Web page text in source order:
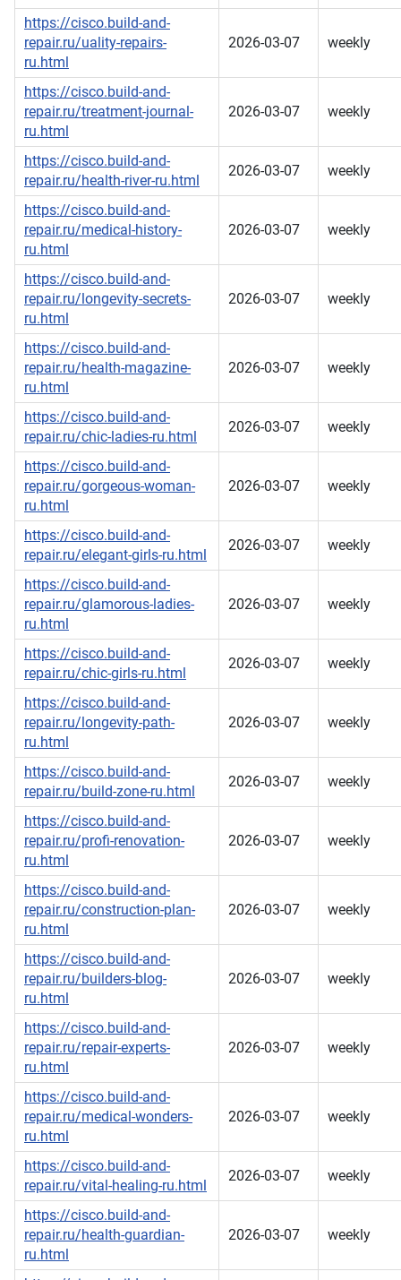
https://cisco.build-and-
repair.ru/uality-repairs-
ru.html
2026-03-07 weekly
https://cisco.build-and-
repair.ru/treatment-journal-
ru.html
2026-03-07 weekly
https://cisco.build-and-
repair.ru/health-river-ru.html
2026-03-07 weekly
https://cisco.build-and-
repair.ru/medical-history-
ru.html
2026-03-07 weekly
https://cisco.build-and-
repair.ru/longevity-secrets-
ru.html
2026-03-07 weekly
https://cisco.build-and-
repair.ru/health-magazine-
ru.html
2026-03-07 weekly
https://cisco.build-and-
repair.ru/chic-ladies-ru.html
2026-03-07 weekly
https://cisco.build-and-
repair.ru/gorgeous-woman-
ru.html
2026-03-07 weekly
https://cisco.build-and-
repair.ru/elegant-girls-ru.html
2026-03-07 weekly
https://cisco.build-and-
repair.ru/glamorous-ladies-
ru.html
2026-03-07 weekly
https://cisco.build-and-
repair.ru/chic-girls-ru.html
2026-03-07 weekly
https://cisco.build-and-
repair.ru/longevity-path-
ru.html
2026-03-07 weekly
https://cisco.build-and-
repair.ru/build-zone-ru.html
2026-03-07 weekly
https://cisco.build-and-
repair.ru/profi-renovation-
ru.html
2026-03-07 weekly
https://cisco.build-and-
repair.ru/construction-plan-
ru.html
2026-03-07 weekly
https://cisco.build-and-
repair.ru/builders-blog-
ru.html
2026-03-07 weekly
https://cisco.build-and-
repair.ru/repair-experts-
ru.html
2026-03-07 weekly
https://cisco.build-and-
repair.ru/medical-wonders-
ru.html
2026-03-07 weekly
https://cisco.build-and-
repair.ru/vital-healing-ru.html
2026-03-07 weekly
https://cisco.build-and-
repair.ru/health-guardian-
ru.html
2026-03-07 weekly